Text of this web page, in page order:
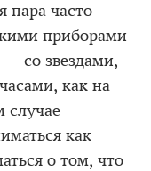
пара часто
приборами
со звездами,
как на
случае
как
о том, что